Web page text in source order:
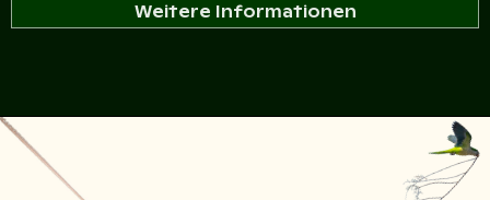
Weitere Informationen